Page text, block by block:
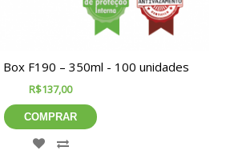
Box F190 – 350ml - 100 unidades
R$137,00
COMPRAR